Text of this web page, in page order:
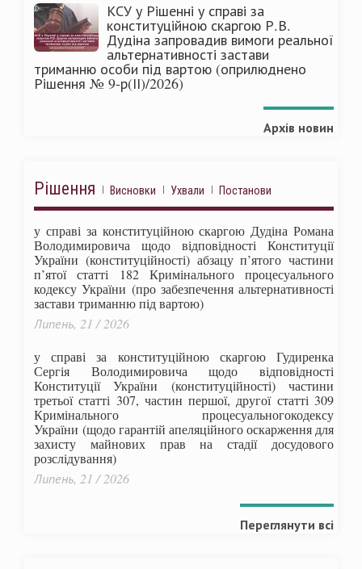
КСУ у Рішенні у справі за
конституційною скаргою Р.В.
Дудіна запровадив вимоги реальної
альтернативності застави
триманню особи під вартою (оприлюднено
Рішення № 9-р(ІІ)/2026)
Архів новин
Рішення Висновки Ухвали Постанови
у справі за конституційною скаргою Дудіна Романа
Володимировича щодо відповідності Конституції
України (конституційності) абзацу п’ятого частини
п’ятої статті 182 Кримінального процесуального
кодексу України (про забезпечення альтернативності
застави триманню під вартою)
Липень, 21 / 2026
у справі за конституційною скаргою Гудиренка
Сергія Володимировича щодо відповідності
Конституції України (конституційності) частини
третьої статті 307, частин першої, другої статті 309
Кримінального процесуальногокодексу
України (щодо гарантій апеляційного оскарження для
захисту майнових прав на стадії досудового
розслідування)
Липень, 21 / 2026
Переглянути всі